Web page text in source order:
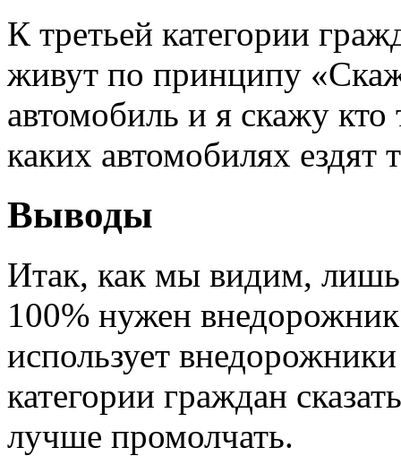
К третьей категории
живут по принципу
автомобиль и я скажу
каких автомобилях ездят
Выводы
Итак, как мы видим, лишь
100% нужен
использует
категории граждан
лучше промолчать.